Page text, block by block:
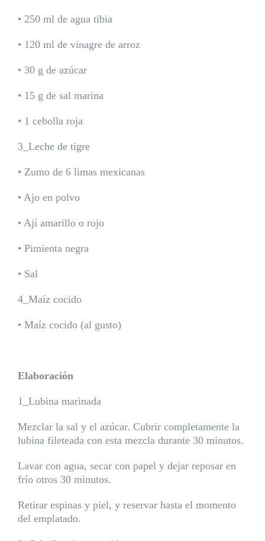
• 250 ml de agua tibia
• 120 ml de vinagre de arroz
• 30 g de azúcar
• 15 g de sal marina
• 1 cebolla roja
3_Leche de tigre
• Zumo de 6 limas mexicanas
• Ajo en polvo
• Ají amarillo o rojo
• Pimienta negra
• Sal
4_Maíz cocido
• Maíz cocido (al gusto)
Elaboración
1_Lubina marinada
Mezclar la sal y el azúcar. Cubrir completamente la
lubina fileteada con esta mezcla durante 30 minutos.
Lavar con agua, secar con papel y dejar reposar en
frío otros 30 minutos.
Retirar espinas y piel, y reservar hasta el momento
del emplatado.